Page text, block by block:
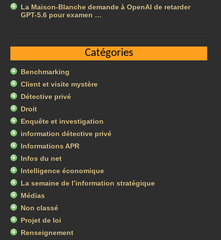
La Maison-Blanche demande à OpenAI de retarder
GPT-5.6 pour examen …
Catégories
Benchmarking
Client et visite mystère
Détective privé
Droit
Enquête et investigation
information détective privé
Informations APR
Infos du net
Intelligence économique
La semaine de l’information stratégique
Médias
Non classé
Projet de loi
Renseignement